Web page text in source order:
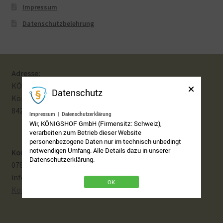
Impressum
Kontakt
Kontaktdaten
Kontaktformular
Kunden-/Mitarbeitergeschenke
Impressum
Datenschutzbelehrung
Adresse:
KÖNIGSHOF GmbH
Königshof 4
8427 Freienstein
Kontakt:
078 619 09 39
info@koenigshof.ch
Datenschutz
Impressum | Datenschutzerklärung
Wir, KÖNIGSHOF GmbH (Firmensitz: Schweiz),
verarbeiten zum Betrieb dieser Website
personenbezogene Daten nur im technisch unbedingt
notwendigen Umfang. Alle Details dazu in unserer
Datenschutzerklärung.
OK